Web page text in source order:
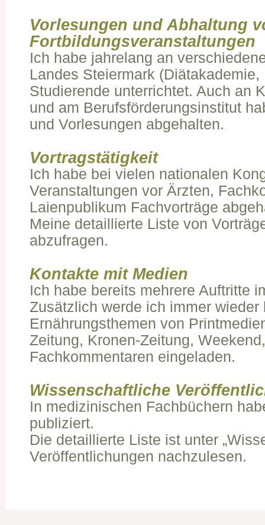
Vorlesungen und Abhaltung
Fortbildungsveranstaltungen
Ich habe jahrelang an
Landes Steiermark
Studierende unterrichtet. Auch an
und am Berufsförderungsinstitut
und Vorlesungen abgehalten.
Vortragstätigkeit
Ich habe bei vielen nationalen
Veranstaltungen vor Ärzten,
Laienpublikum Fachvorträge
Meine detaillierte Liste von
abzufragen.
Kontakte mit Medien
Ich habe bereits mehrere Auftritte
Zusätzlich werde ich immer
Ernährungsthemen von
Zeitung, Kronen-Zeitung,
Fachkommentaren eingeladen.
Wissenschaftliche
In medizinischen Fachbüchern
publiziert.
Die detaillierte Liste ist unter
Veröffentlichungen nachzulesen.